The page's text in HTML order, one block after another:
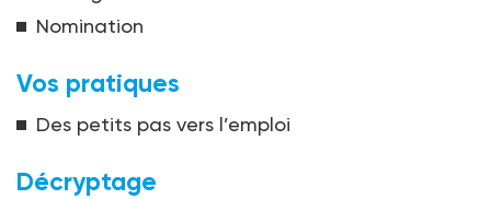
Nomination
Vos pratiques
Des petits pas vers l’emploi
Décryptage